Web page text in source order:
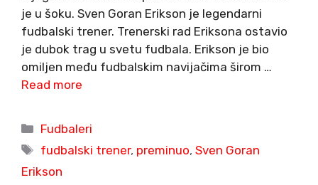
je u šoku. Sven Goran Erikson je legendarni
fudbalski trener. Trenerski rad Eriksona ostavio
je dubok trag u svetu fudbala. Erikson je bio
omiljen među fudbalskim navijačima širom …
Read more
Categories
Fudbaleri
Tags
fudbalski trener, preminuo,Sven Goran
Erikson